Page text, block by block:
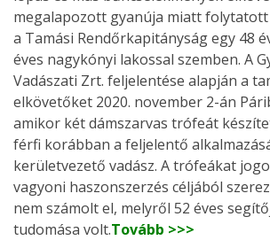
megalapozott gyanúja miatt
a Tamási Rendőrkapitányság egy 48
éves nagykónyi lakossal szemben. A
Vadászati Zrt. feljelentése alapján a
elkövetőket 2020. november 2-án
amikor két dámszarvas trófeát
férfi korábban a feljelentő
kerületvezető vadász. A trófeákat
vagyoni haszonszerzés céljából
nem számolt el, melyről 52 éves
tudomása volt.Tovább >>>